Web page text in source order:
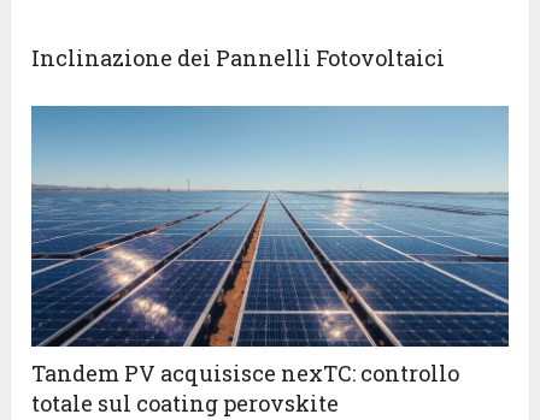
Inclinazione dei Pannelli Fotovoltaici
Tandem PV acquisisce nexTC: controllo
totale sul coating perovskite